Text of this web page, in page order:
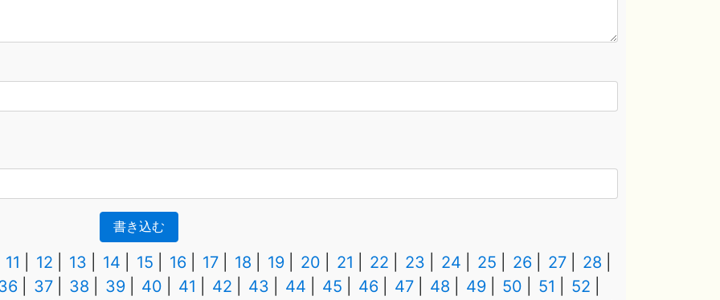
書き込む
11 12 13 14 15 16 17 18 19 20 21 22 23 24 25 26 27
28
37 38 39 40 41 42 43 44 45 46 47 48 49 50 51
52